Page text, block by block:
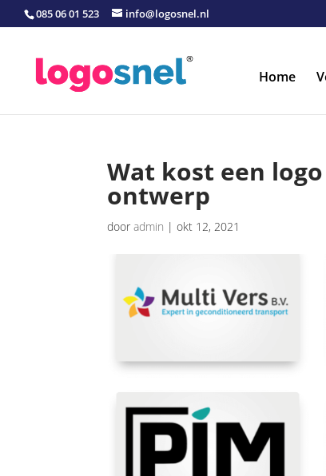
085 06 01 523 info@logosnel.nl
Home
Wat kost een
ontwerp
dooradmin |okt 12, 2021